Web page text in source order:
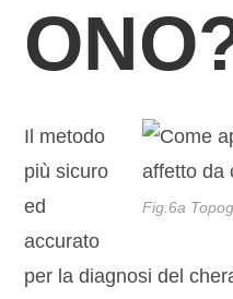
Fig.6a
Il metodo
più sicuro
ed
accurato
per la diagnosi del